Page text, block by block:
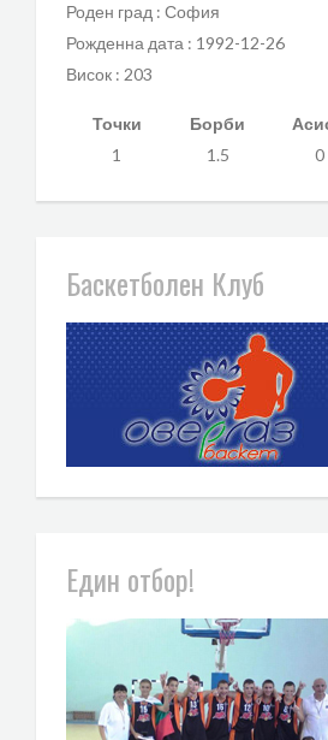
Роден град : София
Рожденна дата : 1992-12-26
Висок : 203
Точки Борби
1
1.5 0
Баскетболен Клуб
Един отбор!